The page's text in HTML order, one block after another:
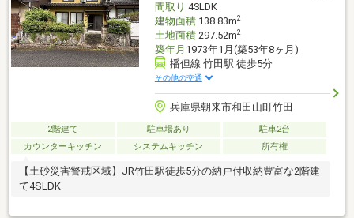
間取り 4SLDK
建物面積138.83m2
土地面積297.52m2
築年月 1973年1月(築53年8ヶ月)
播但線 竹田駅 徒歩5分
その他の交通
兵庫県朝来市和田山町竹田
2階建て 駐車場あり
駐車2台
カウンターキッチン
システムキッチン 所有権
【土砂災害警戒区域】JR竹田駅徒歩5分の納戸付収納豊富な2階建
て4SLDK